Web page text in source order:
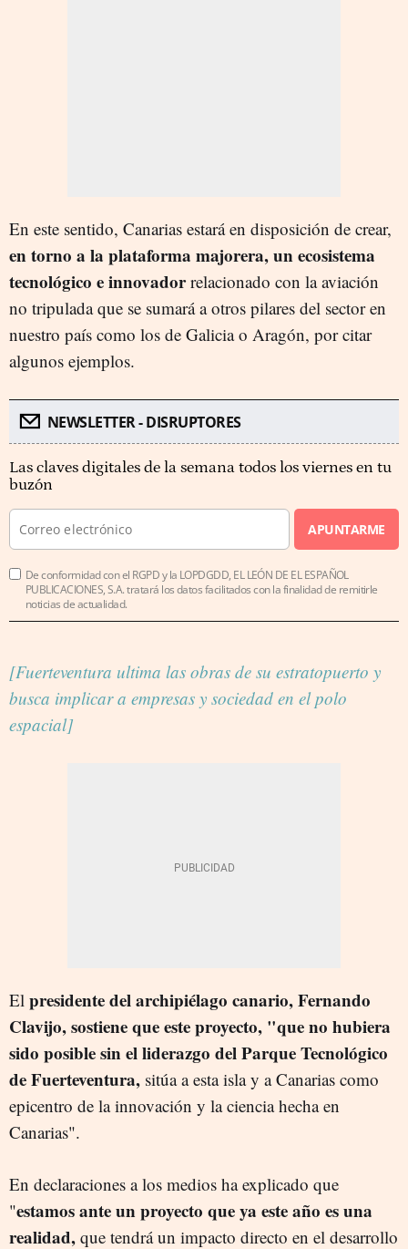
En este sentido, Canarias estará en disposición de crear,
en torno a la plataforma majorera, un ecosistema
tecnológico e innovadorrelacionado con la aviación
no tripulada que se sumará a otros pilares del sector en
nuestro país como los de Galicia o Aragón, por citar
algunos ejemplos.
NEWSLETTER - DISRUPTORES
Las claves digitales de la semana todos los viernes en tu
buzón
APUNTARME
De conformidad con el RGPD y la LOPDGDD, EL LEÓN DE EL ESPAÑOL
PUBLICACIONES, S.A. tratará los datos facilitados con la finalidad de remitirle
noticias de actualidad.
[Fuerteventura ultima las obras de su estratopuerto y
busca implicar a empresas y sociedad en el polo
espacial]
El presidente del archipiélago canario, Fernando
Clavijo, sostiene que este proyecto, "que no hubiera
sido posible sin el liderazgo del Parque Tecnológico
de Fuerteventura, sitúa a esta isla y a Canarias como
epicentro de la innovación y la ciencia hecha en
Canarias".
En declaraciones a los medios ha explicado que
"estamos ante un proyecto que ya este año es una
realidad, que tendrá un impacto directo en el desarrollo